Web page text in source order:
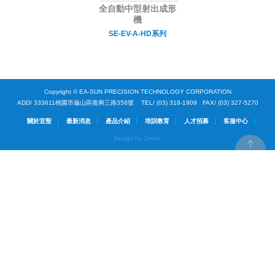
全自動中型射出成形
機
SE-EV-A-HD系列
Copyright © EA-SUN PRECISION TECHNOLOGY CORPORATION
ADD/ 333611桃園市龜山區復興三路358號 TEL/ (03) 318-1909 FAX/ (03) 327-5270
關於宜聖 最新消息 產品介紹 培訓教育 人才招募 客服中心
Design by Grnet.